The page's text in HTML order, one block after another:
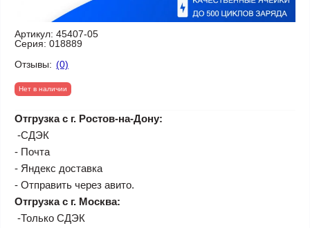
Артикул: 45407-05
Серия: 018889
Отзывы: (0)
Нет в наличии
Отгрузка с г. Ростов-на-Дону:
-СДЭК
- Почта
- Яндекс доставка
- Отправить через авито.
Отгрузка с г. Москва:
-Только СДЭК